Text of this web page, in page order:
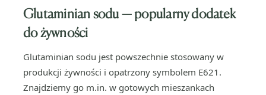
Glutaminian sodu — popularny dodatek
do żywności
Glutaminian sodu jest powszechnie stosowany w
produkcji żywności i opatrzony symbolem E621.
Znajdziemy go m.in. w gotowych mieszankach